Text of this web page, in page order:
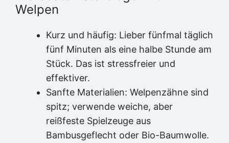
Welpen
Kurz und häufig: Lieber fünfmal täglich
fünf Minuten als eine halbe Stunde am
Stück. Das ist stressfreier und
effektiver.
Sanfte Materialien: Welpenzähne sind
spitz; verwende weiche, aber
reißfeste Spielzeuge aus
Bambusgeflecht oder Bio-Baumwolle.